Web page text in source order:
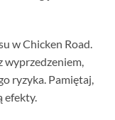
w Chicken Road.
wyprzedzeniem,
ryzyka. Pamiętaj,
efekty.